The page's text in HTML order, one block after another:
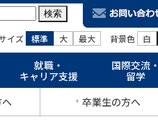
イズ 標準 大 最大 背景色 白
就職・
キャリア支援
国際交流・
留学
卒業生の方へ